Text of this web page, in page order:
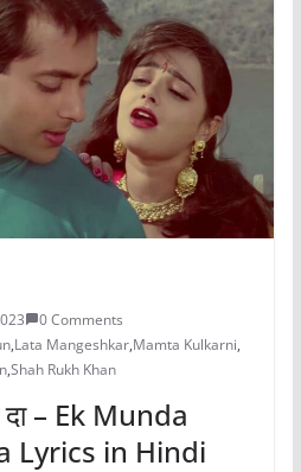
0 Comments
,Lata Mangeshkar,Mamta Kulkarni,
,Shah Rukh Khan
दा – Ek Munda
Lyrics in Hindi